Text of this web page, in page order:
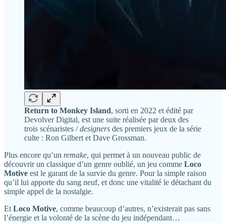
Return to Monkey Island, sorti en 2022 et édité par
Devolver Digital, est une suite réalisée par deux des
trois scénaristes /designers des premiers jeux de la série
culte : Ron Gilbert et Dave Grossman.
Plus encore qu’un remake, qui permet à un nouveau public de
découvrir un classique d’un genre oublié, un jeu comme Loco
Motive est le garant de la survie du genre. Pour la simple raison
qu’il lui apporte du sang neuf, et donc une vitalité le détachant du
simple appel de la nostalgie.
Et Loco Motive, comme beaucoup d’autres, n’existerait pas sans
l’énergie et la volonté de la scène du jeu indépendant…